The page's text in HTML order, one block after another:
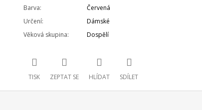
Barva:
Červená
Určení:
Dámské
Věková skupina: Dospělí
TISK ZEPTAT SE HLÍDAT SDÍLET